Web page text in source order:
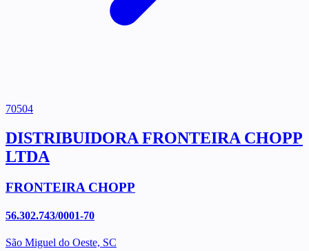
70504
DISTRIBUIDORA FRONTEIRA CHOPP
LTDA
FRONTEIRA CHOPP
56.302.743/0001-70
São Miguel do Oeste, SC